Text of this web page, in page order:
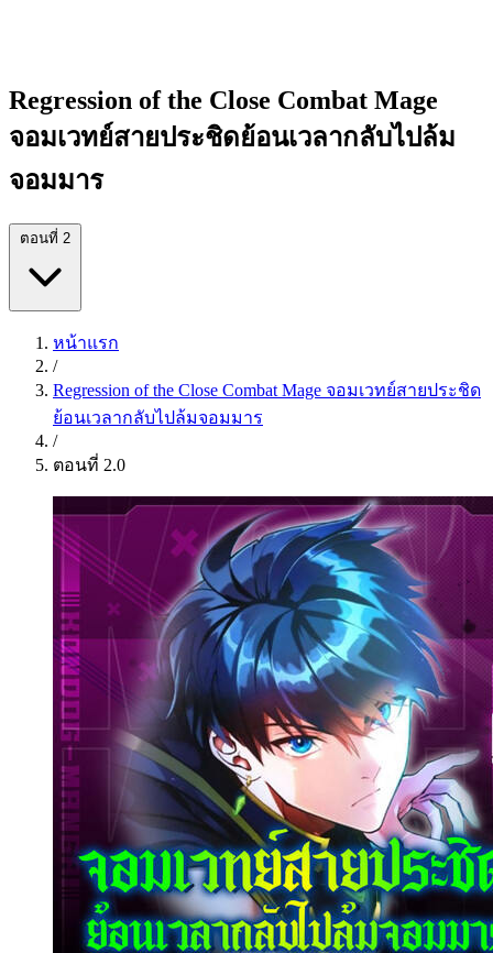
Regression of the Close Combat Mage
จอมเวทย์สายประชิดย้อนเวลากลับไปล้ม
จอมมาร
ตอนที่ 2
หน้าแรก
/
Regression of the Close Combat Mage จอมเวทย์สายประชิด
ย้อนเวลากลับไปล้มจอมมาร
/
ตอนที่ 2.0